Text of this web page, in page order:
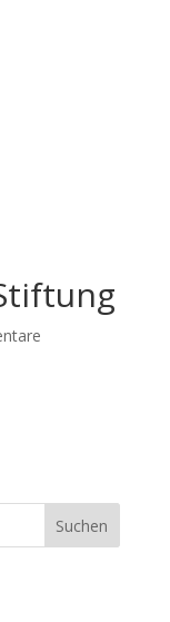
Suchen